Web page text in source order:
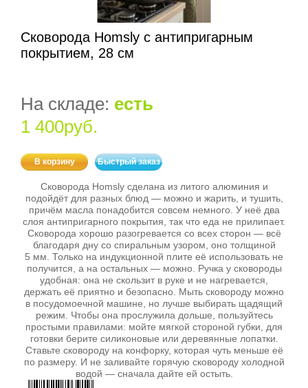
Сковорода Homsly с антипригарным
покрытием, 28 см
На складе: есть
1 400руб.
В корзину Быстрый заказ
Сковорода Homsly сделана из литого алюминия и
подойдёт для разных блюд — можно и жарить, и тушить,
причём масла понадобится совсем немного. У неё два
слоя антипригарного покрытия, так что еда не прилипает.
Сковорода хорошо разогревается со всех сторон — всё
благодаря дну со спиральным узором, оно толщиной
5 мм. Только на индукционной плите её использовать не
получится, а на остальных — можно. Ручка у сковороды
удобная: она не скользит в руке и не нагревается,
держать её приятно и безопасно. Мыть сковороду можно
в посудомоечной машине, но лучше выбирать щадящий
режим. Чтобы она прослужила дольше, пользуйтесь
простыми правилами: мойте мягкой стороной губки, для
готовки берите силиконовые или деревянные лопатки.
Ставьте сковороду на конфорку, которая чуть меньше её
по размеру. И не заливайте горячую сковороду холодной
водой — сначала дайте ей остыть.